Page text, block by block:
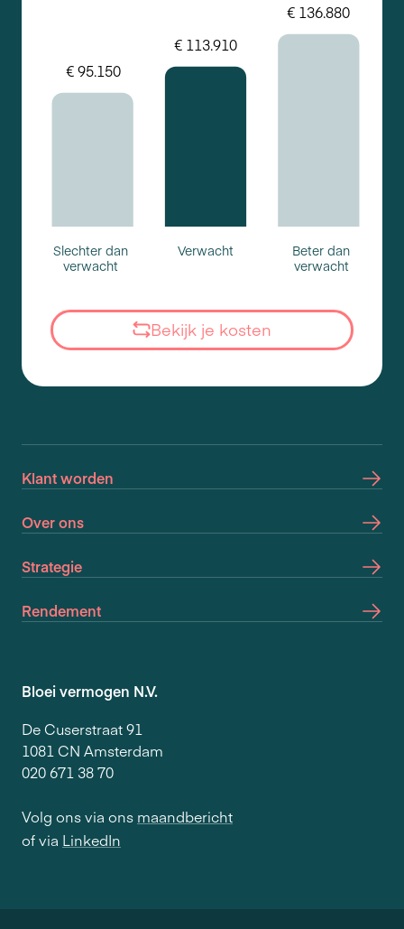
Slechter dan
verwacht
Verwacht
Beter dan
verwacht
Bekijk je kosten
Klant worden
Over ons
Strategie
Rendement
Bloei vermogen N.V.
De Cuserstraat 91
1081 CN Amsterdam
020 671 38 70
Volg ons via ons maandbericht
of via LinkedIn